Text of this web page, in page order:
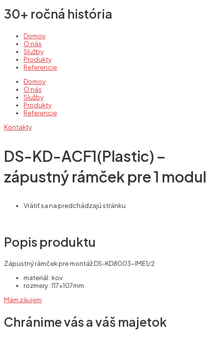
30+ ročná história
Domov
O nás
Služby
Produkty
Referencie
Domov
O nás
Služby
Produkty
Referencie
Kontakty
DS-KD-ACF1(Plastic) –
zápustný rámček pre 1 modul
Vrátiť sa na predchádzajú stránku
Popis produktu
Zápustný rámček pre montáž DS-KD8003-IME1/2
materiál : kov
rozmery : 117x107mm
Mám záujem
Chránime vás a váš majetok